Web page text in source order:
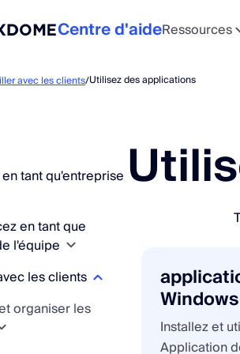
Centre d'aideRessources
avec les clients/Utilisez des applications
tant qu'entreprise
fondamentaux et
de l'entreprise
son chemin
d'accès
votre premier
en tant que
l'équipe
de base et
son chemin
démarrage
les clients
organiser les
Windows
Installez et
Application